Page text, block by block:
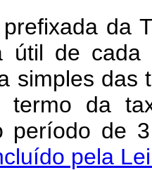
da
útil de cada
simples
termo da
período de
pela